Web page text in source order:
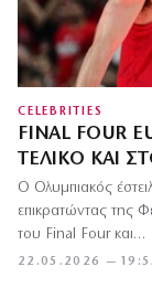
CELEBRITIES
FINAL FOUR
ΤΕΛΙΚΌ ΚΑΙ
22.05.2026 —
Ο Ολυμπιακός
επικρατώντας της
του Final Four και…